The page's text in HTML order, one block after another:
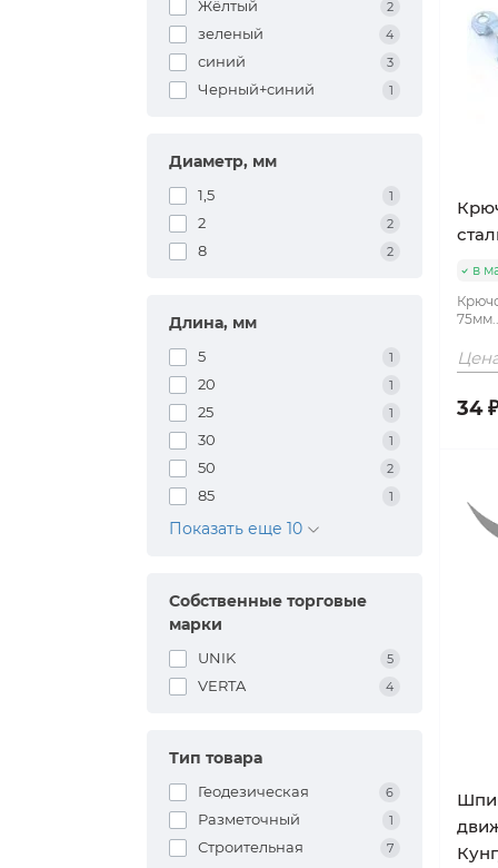
Жёлтый 2
зеленый 4
синий 3
Черный+синий 1
Диаметр, мм
1,5 1
2 2
8 2
Длина, мм
5 1
20 1
25 1
30 1
50 2
85 1
Показать еще 10
Собственные торговые
марки
UNIK 5
VERTA 4
Тип товара
Геодезическая 6
Разметочный 1
Строительная 7
в
75мм..
34 ₽